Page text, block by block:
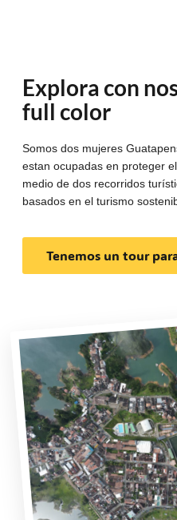
Explora con
full color
Somos dos mujeres
estan ocupadas en proteger
medio de dos recorridos
basados en el turismo
Tenemos un tour